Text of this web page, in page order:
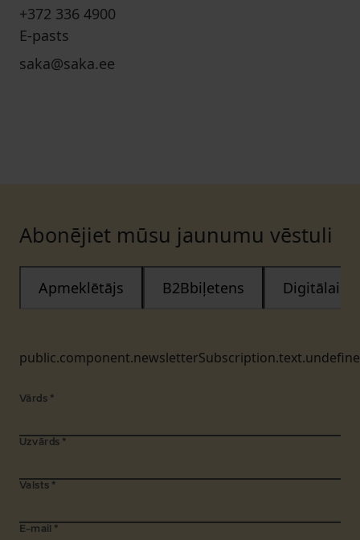
+372 336 4900
E-pasts
saka@saka.ee
Abonējiet mūsu jaunumu vēstuli
Apmeklētājs B2Bbiļetens Digitālais
Vārds *
Uzvārds *
Valsts *
E-mail *